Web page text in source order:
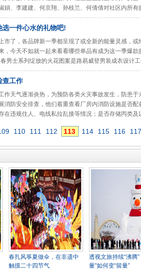
娟、李建建、何京翔、孙枝兰、何倩倩对社区内所有
一件心水的礼物吧!
市了，各品牌新一季都呈现了或全新的能量灵感，
，今天不如就一起来看看哪些单品有成为这一季爆
男士系列绽放的火花图案是路易威登男装成衣设计
查工作
作天气逐渐炎热，为预防各类火灾事故发生，防患
消防安全排查，他们着重查看厂房内消防设施是否
在违规住人、电线私拉乱接等情况；是否存储丙类及
110 111 112 113 114 115 116
春扎风筝夏做伞，在非遗中
触摸二十四节气
透视文旅持续“沸腾”
量”如何变“留量”